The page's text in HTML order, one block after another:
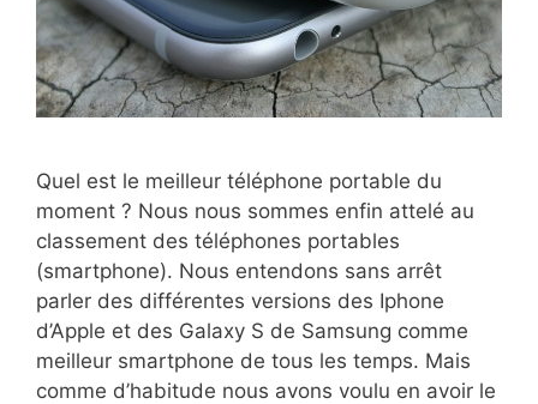
Quel est le meilleur téléphone portable du
moment ? Nous nous sommes enfin attelé au
classement des téléphones portables
(smartphone). Nous entendons sans arrêt
parler des différentes versions des Iphone
d’Apple et des Galaxy S de Samsung comme
meilleur smartphone de tous les temps. Mais
comme d’habitude nous avons voulu en avoir le